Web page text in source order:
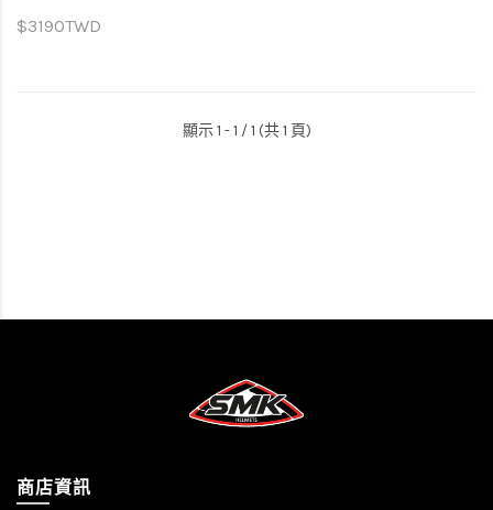
$3190TWD
顯示 1 - 1 / 1 (共 1 頁)
商店資訊